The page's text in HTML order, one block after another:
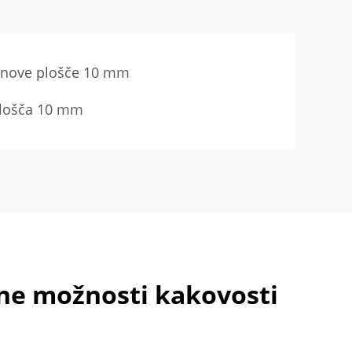
plošče 10 mm
10 mm
možnosti kakovosti